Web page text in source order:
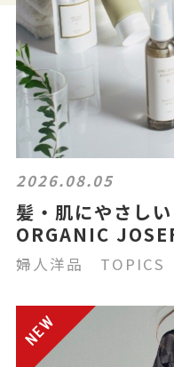
2026.08.05
髪・肌にやさし
ORGANIC
婦人洋品 TOPICS